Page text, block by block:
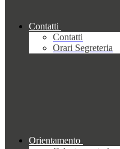
Contatti
Contatti
Orari Segreteria
Orientamento